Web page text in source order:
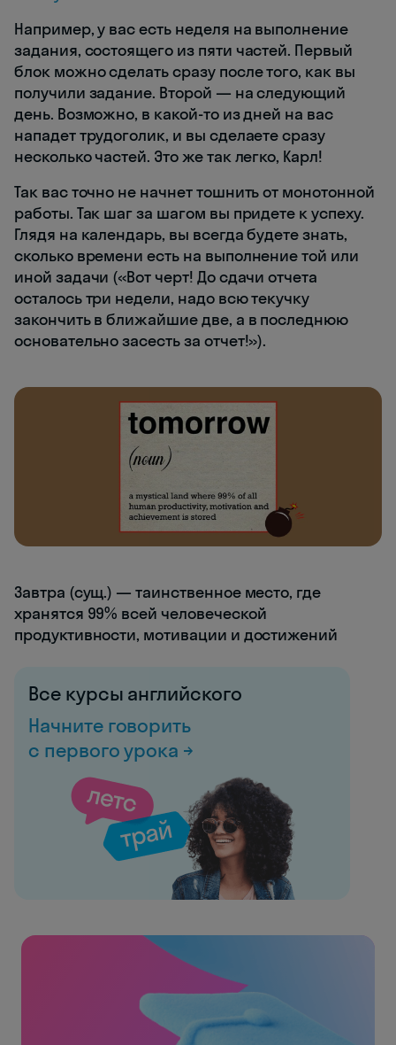
Например, у вас есть неделя на выполнение
задания, состоящего из пяти частей. Первый
блок можно сделать сразу после того, как вы
получили задание. Второй — на следующий
день. Возможно, в какой-то из дней на вас
нападет трудоголик, и вы сделаете сразу
несколько частей. Это же так легко, Карл!
Так вас точно не начнет тошнить от монотонной
работы. Так шаг за шагом вы придете к успеху.
Глядя на календарь, вы всегда будете знать,
сколько времени есть на выполнение той или
иной задачи («Вот черт! До сдачи отчета
осталось три недели, надо всю текучку
закончить в ближайшие две, а в последнюю
основательно засесть за отчет!»).
Завтра (сущ.) — таинственное место, где
хранятся 99% всей человеческой
продуктивности, мотивации и достижений
Все курсы английского
Начните говорить
с первого урока →